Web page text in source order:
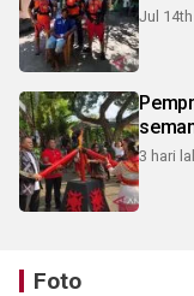
Jul 14th
3 hari
Foto